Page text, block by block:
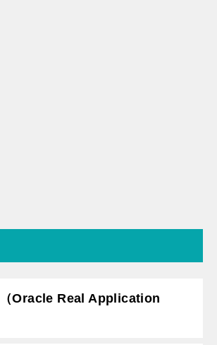
Oracle Real Application